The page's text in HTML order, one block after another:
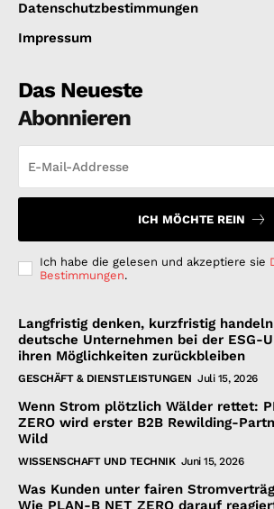
Datenschutzbestimmungen
Impressum
Das Neueste
Abonnieren
ICH MÖCHTE REIN
Ich habe die gelesen und akzeptiere sie
Bestimmungen.
Langfristig denken, kurzfristig
deutsche Unternehmen bei der ESG-
ihren Möglichkeiten zurückbleiben
GESCHÄFT & DIENSTLEISTUNGEN Juli 15, 2026
Wenn Strom plötzlich Wälder rettet:
ZERO wird erster B2B Rewilding-
Wild
WISSENSCHAFT UND TECHNIK Juni 15, 2026
Was Kunden unter fairen
Wie PLAN-B NET ZERO darauf